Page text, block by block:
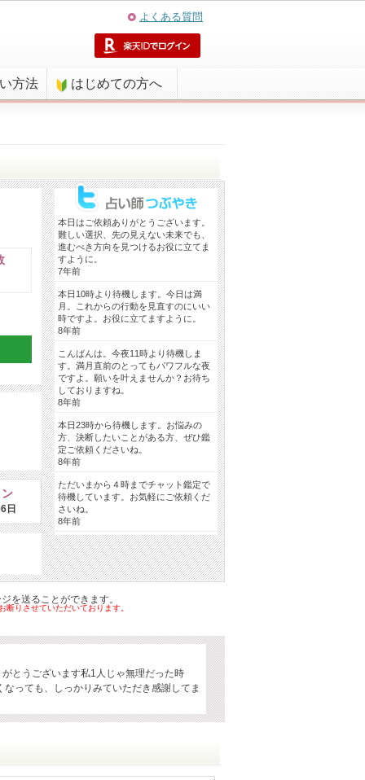
よくある質問
方法 はじめての方へ
日
本日はご依頼ありがとうございます。
難しい選択、先の見えない未来でも、
進むべき方向を見つけるお役に立てま
すように。
7年前
本日10時より待機します。今日は満
月。これからの行動を見直すのにいい
時ですよ。お役に立てますように。
8年前
こんばんは。今夜11時より待機しま
す。満月直前のとってもパワフルな夜
ですよ。願いを叶えませんか？お待ち
しておりますね。
8年前
本日23時から待機します。お悩みの
方、決断したいことがある方、ぜひ鑑
定ご依頼くださいね。
8年前
ただいまから４時までチャット鑑定で
待機しています。お気軽にご依頼くだ
さいね。
8年前
を送ることができます。
りさせていただいております。
とうございます私1人じゃ無理だった時
っても、しっかりみていただき感謝してま